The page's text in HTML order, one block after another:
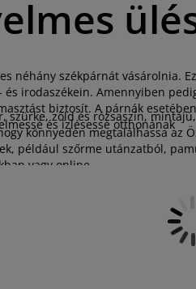
néhány székpárnát vásárolnia.
irodaszékein. Amennyiben
biztosít. A párnák
és ízlésessé otthonának
szürke, zöld és rózsaszín,
könnyedén megtalálhassa az
például szőrme utánzatból,
vagy online.